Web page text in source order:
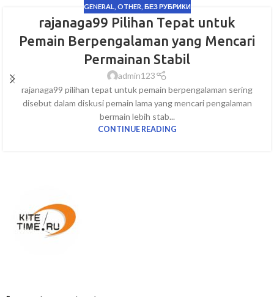
GENERAL OTHER БЕЗ РУБРИКИ
rajanaga99 Pilihan Tepat untuk
Pemain Berpengalaman yang Mencari
Permainan Stabil
admin123
rajanaga99 pilihan tepat untuk pemain berpengalaman sering
disebut dalam diskusi pemain lama yang mencari pengalaman
bermain lebih stab...
CONTINUE READING